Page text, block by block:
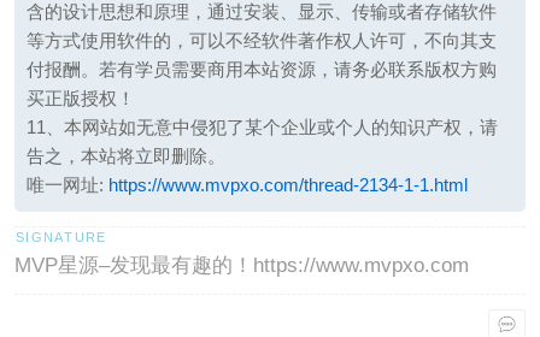
含的设计思想和原理，通过安装、显示、传输或者存储软件
等方式使用软件的，可以不经软件著作权人许可，不向其支
付报酬。若有学员需要商用本站资源，请务必联系版权方购
买正版授权！
11、本网站如无意中侵犯了某个企业或个人的知识产权，请
告之，本站将立即删除。
唯一网址: https://www.mvpxo.com/thread-2134-1-1.html
MVP星源–发现最有趣的！https://www.mvpxo.com